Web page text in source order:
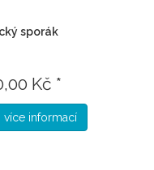
sporák
Kč *
více informací